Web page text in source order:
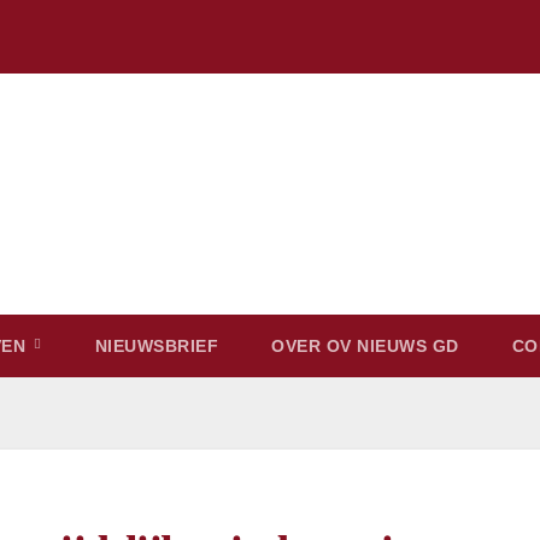
NIEUWSBRIEF OVER OV NIEUWS GD